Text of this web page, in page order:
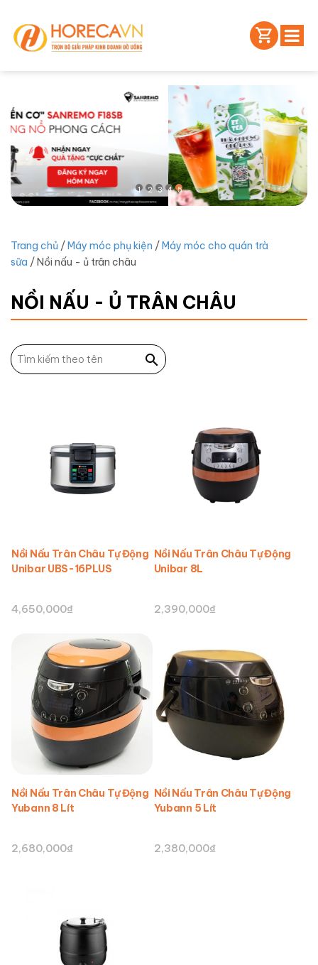
1 2 3 4 5
Trang chủ /Máy móc phụ kiện /Máy móc cho quán trà
sữa / Nồi nấu - ủ trân châu
NỒI NẤU - Ủ TRÂN CHÂU
Nồi Nấu Trân Châu Tự Động
Unibar UBS-16PLUS
4,650,000₫
Nồi Nấu Trân Châu Tự Động
Unibar 8L
2,390,000₫
Nồi Nấu Trân Châu Tự Động
Yubann 8 Lít
2,680,000₫
Nồi Nấu Trân Châu Tự Động
Yubann 5 Lít
2,380,000₫